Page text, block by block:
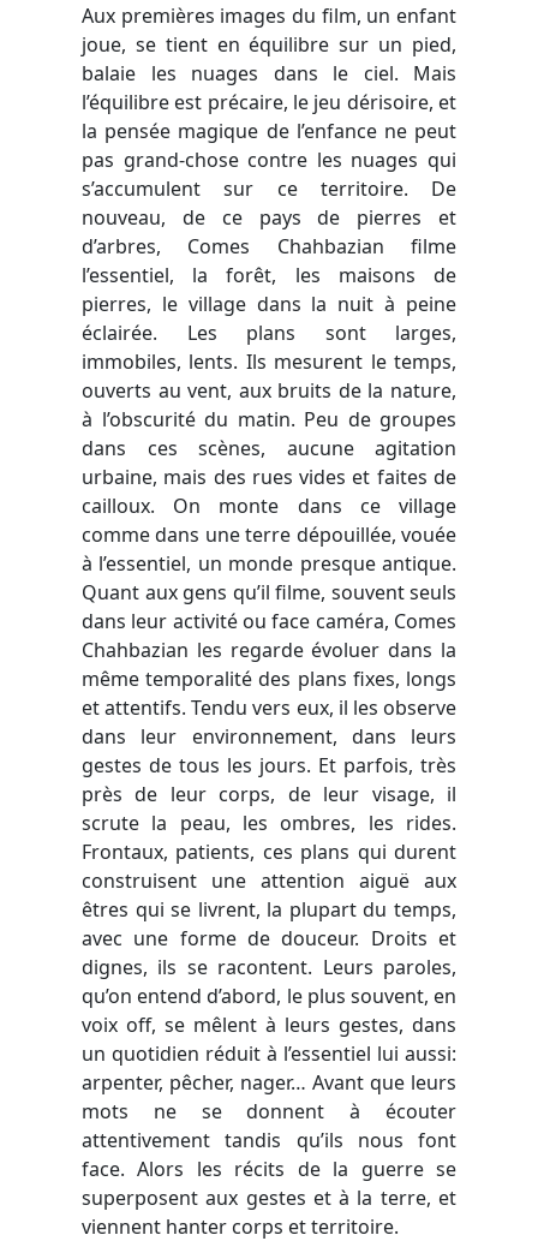
Aux premières images du film, un enfant
joue, se tient en équilibre sur un pied,
balaie les nuages dans le ciel. Mais
l’équilibre est précaire, le jeu dérisoire, et
la pensée magique de l’enfance ne peut
pas grand-chose contre les nuages qui
s’accumulent sur ce territoire. De
nouveau, de ce pays de pierres et
d’arbres, Comes Chahbazian filme
l’essentiel, la forêt, les maisons de
pierres, le village dans la nuit à peine
éclairée. Les plans sont larges,
immobiles, lents. Ils mesurent le temps,
ouverts au vent, aux bruits de la nature,
à l’obscurité du matin. Peu de groupes
dans ces scènes, aucune agitation
urbaine, mais des rues vides et faites de
cailloux. On monte dans ce village
comme dans une terre dépouillée, vouée
à l’essentiel, un monde presque antique.
Quant aux gens qu’il filme, souvent seuls
dans leur activité ou face caméra, Comes
Chahbazian les regarde évoluer dans la
même temporalité des plans fixes, longs
et attentifs. Tendu vers eux, il les observe
dans leur environnement, dans leurs
gestes de tous les jours. Et parfois, très
près de leur corps, de leur visage, il
scrute la peau, les ombres, les rides.
Frontaux, patients, ces plans qui durent
construisent une attention aiguë aux
êtres qui se livrent, la plupart du temps,
avec une forme de douceur. Droits et
dignes, ils se racontent. Leurs paroles,
qu’on entend d’abord, le plus souvent, en
voix off, se mêlent à leurs gestes, dans
un quotidien réduit à l’essentiel lui aussi:
arpenter, pêcher, nager… Avant que leurs
mots ne se donnent à écouter
attentivement tandis qu’ils nous font
face. Alors les récits de la guerre se
superposent aux gestes et à la terre, et
viennent hanter corps et territoire.